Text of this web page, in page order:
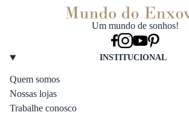
Um mundo de sonhos!
INSTITUCIONAL
Quem somos
Nossas lojas
Trabalhe conosco